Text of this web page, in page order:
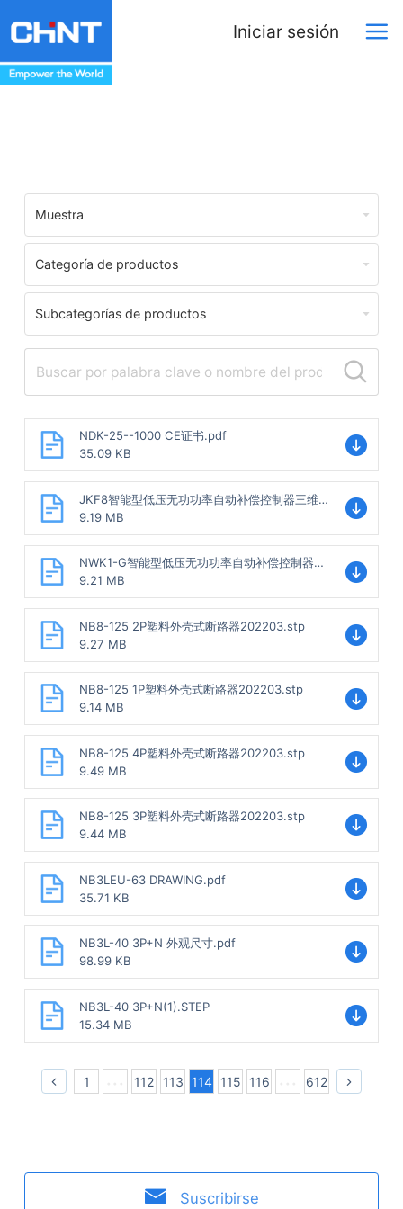
Iniciar sesión
Muestra
Categoría de productos
Subcategorías de productos
NDK-25--1000 CE证书.pdf
35.09 KB
JKF8智能型低压无功功率自动补偿控制器三维模
型202202.stp
9.19 MB
NWK1-G智能型低压无功功率自动补偿控制器三
维模型202202.stp
9.21 MB
NB8-125 2P塑料外壳式断路器202203.stp
9.27 MB
NB8-125 1P塑料外壳式断路器202203.stp
9.14 MB
NB8-125 4P塑料外壳式断路器202203.stp
9.49 MB
NB8-125 3P塑料外壳式断路器202203.stp
9.44 MB
NB3LEU-63 DRAWING.pdf
35.71 KB
NB3L-40 3P+N 外观尺寸.pdf
98.99 KB
NB3L-40 3P+N(1).STEP
15.34 MB
1 112 113 114 115 116 612
Suscribirse